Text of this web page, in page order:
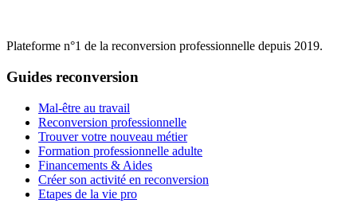
Plateforme n°1 de la reconversion professionnelle depuis 2019.
Guides reconversion
Mal-être au travail
Reconversion professionnelle
Trouver votre nouveau métier
Formation professionnelle adulte
Financements & Aides
Créer son activité en reconversion
Etapes de la vie pro